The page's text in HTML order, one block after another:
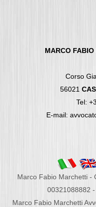
MARCO FABIO
Corso
56021
Tel:
E-mail:
Marco Fabio Marchetti -
00321088882
Marco Fabio Marchetti